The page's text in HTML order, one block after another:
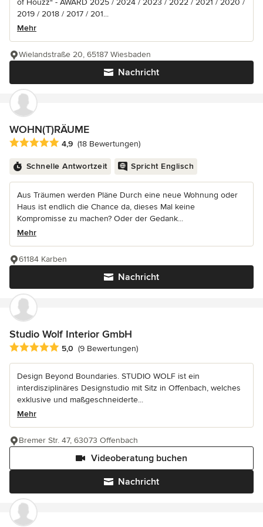
2019 / 2018 / 2017 / 201...
Mehr
Nachricht
Wielandstraße 20, 65187 Wiesbaden
WOHN(T)RÄUME
Durchschnittliche Bewertung: 4.9 von 5 Sternen
4,9 (18 Bewertungen)
Schnelle Antwortzeit Spricht Englisch
Aus Träumen werden Pläne Durch eine neue Wohnung oder
Haus ist endlich die Chance da, dieses Mal keine
Kompromisse zu machen? Oder der Gedank...
Mehr
Nachricht
61184 Karben
Studio Wolf Interior GmbH
Durchschnittliche Bewertung: 5 von 5 Sternen
5,0 (9 Bewertungen)
Design Beyond Boundaries. STUDIO WOLF ist ein
interdisziplinäres Designstudio mit Sitz in Offenbach, welches
exklusive und maßgeschneiderte...
Mehr
Nachricht
Videoberatung buchen
Bremer Str. 47, 63073 Offenbach